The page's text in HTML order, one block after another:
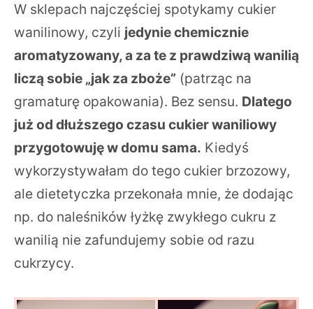
W sklepach najczęściej spotykamy cukier
wanilinowy, czyli jedynie chemicznie
aromatyzowany, a za te z prawdziwą wanilią
liczą sobie „jak za zboże” (patrząc na
gramaturę opakowania). Bez sensu. Dlatego
już od dłuższego czasu cukier waniliowy
przygotowuję w domu sama. Kiedyś
wykorzystywałam do tego cukier brzozowy,
ale dietetyczka przekonała mnie, że dodając
np. do naleśników łyżkę zwykłego cukru z
wanilią nie zafundujemy sobie od razu
cukrzycy.